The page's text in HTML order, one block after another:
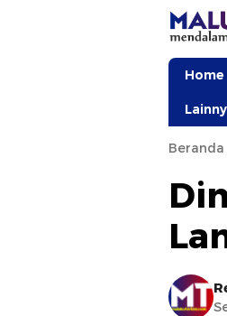
Home
Beranda